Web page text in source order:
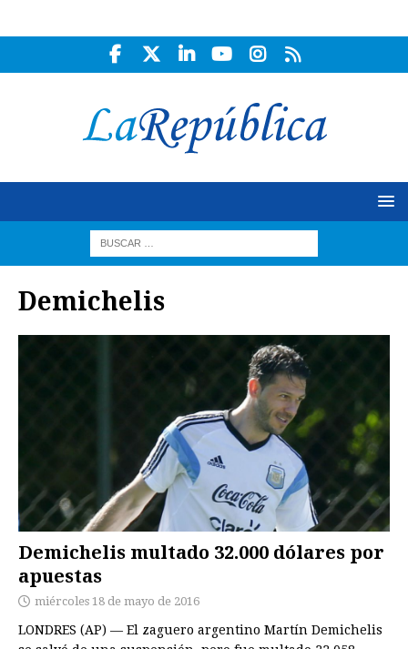
Demichelis
Demichelis multado 32.000 dólares por
apuestas
miércoles 18 de mayo de 2016
LONDRES (AP) — El zaguero argentino Martín Demichelis